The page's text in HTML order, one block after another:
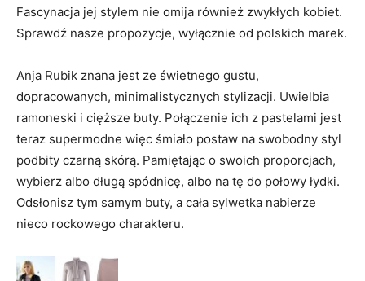
Fascynacja jej stylem nie omija również zwykłych kobiet.
Sprawdź nasze propozycje, wyłącznie od polskich marek.
Anja Rubik znana jest ze świetnego gustu,
dopracowanych, minimalistycznych stylizacji. Uwielbia
ramoneski i cięższe buty. Połączenie ich z pastelami jest
teraz supermodne więc śmiało postaw na swobodny styl
podbity czarną skórą. Pamiętając o swoich proporcjach,
wybierz albo długą spódnicę, albo na tę do połowy łydki.
Odsłonisz tym samym buty, a cała sylwetka nabierze
nieco rockowego charakteru.